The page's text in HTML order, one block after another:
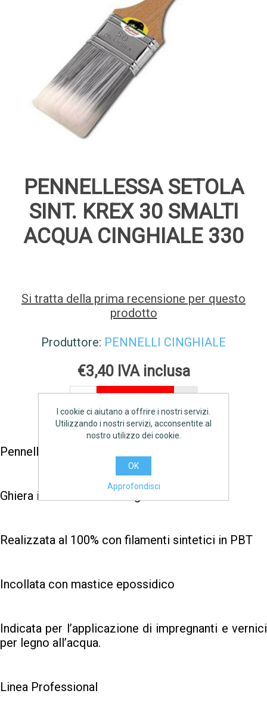
PENNELLESSA SETOLA
SINT. KREX 30 SMALTI
ACQUA CINGHIALE 330
Si tratta della prima recensione per questo
prodotto
Produttore: PENNELLI CINGHIALE
€3,40 IVA inclusa
Pennellessa professionale 30 mm
Ghiera inox e manico in legno
Realizzata al 100% con filamenti sintetici in PBT
Incollata con mastice epossidico
Indicata per l’applicazione di impregnanti e vernici
per legno all’acqua.
Linea Professional
I cookie ci aiutano a offrire i nostri servizi.
Utilizzando i nostri servizi, acconsentite al
nostro utilizzo dei cookie.
OK
Approfondisci